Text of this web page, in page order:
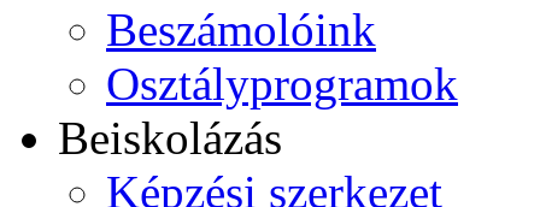
Beszámolóink
Osztályprogramok
Beiskolázás
Képzési szerkezet